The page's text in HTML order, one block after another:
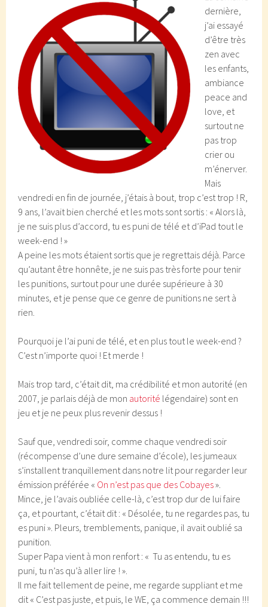
dernière,
j’ai essayé
d’être très
zen avec
les enfants,
ambiance
peace and
love, et
surtout ne
pas trop
crier ou
m’énerver.
Mais
vendredi en fin de journée, j’étais à bout, trop c’est trop ! R,
9 ans, l’avait bien cherché et les mots sont sortis : « Alors là,
je ne suis plus d’accord, tu es puni de télé et d’iPad tout le
week-end ! »
A peine les mots étaient sortis que je regrettais déjà. Parce
qu’autant être honnête, je ne suis pas très forte pour tenir
les punitions, surtout pour une durée supérieure à 30
minutes, et je pense que ce genre de punitions ne sert à
rien.
Pourquoi je l’ai puni de télé, et en plus tout le week-end ?
C’est n’importe quoi ! Et merde !
Mais trop tard, c’était dit, ma crédibilité et mon autorité (en
2007, je parlais déjà de mon autorité légendaire) sont en
jeu et je ne peux plus revenir dessus !
Sauf que, vendredi soir, comme chaque vendredi soir
(récompense d’une dure semaine d’école), les jumeaux
s’installent tranquillement dans notre lit pour regarder leur
émission préférée « On n’est pas que des Cobayes».
Mince, je l’avais oubliée celle-là, c’est trop dur de lui faire
ça, et pourtant, c’était dit : « Désolée, tu ne regardes pas, tu
es puni ». Pleurs, tremblements, panique, il avait oublié sa
punition.
Super Papa vient à mon renfort : « Tu as entendu, tu es
puni, tu n’as qu’à aller lire ! ».
Il me fait tellement de peine, me regarde suppliant et me
dit « C’est pas juste, et puis, le WE, ça commence demain !!!